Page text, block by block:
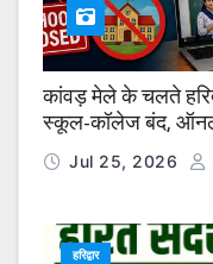
कांवड़ मेले के चलते
स्कूल-कॉलेज बंद,
Jul 25, 2026
हरिद्वार